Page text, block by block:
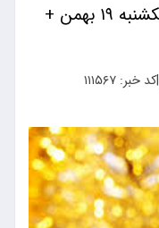
قیمت سکه و قیمت طلا امروز یکشنبه ۱۹ بهمن +
|کد خبر: ۱۱۱۵۶۷